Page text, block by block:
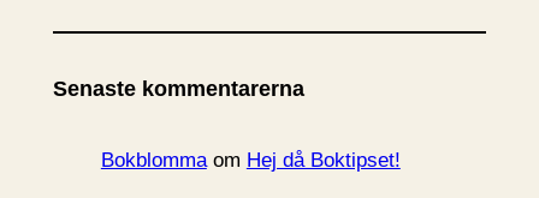
k
v
Senaste kommentarerna
Bokblommaom Hej då Boktipset!